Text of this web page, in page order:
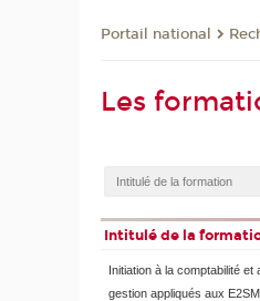
Portail national
Les
Intitulé de la
Initiation à la comptabilité et
gestion appliqués aux